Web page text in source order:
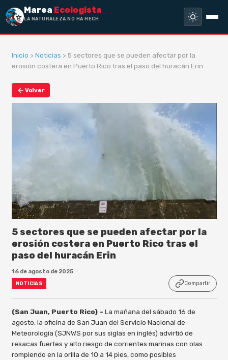
Marea Ecologista
LA NATURALEZA NO HA HECHO ESCL
Inicio > Noticias > 5 sectores que se pueden afectar por la
erosión costera en Puerto Rico tras el paso del huracán Erin
Volver
5 sectores que se pueden afectar por la
erosión costera en Puerto Rico tras el
paso del huracán Erin
16 de agosto de 2025
NOTICIAS Compartir
(San Juan, Puerto Rico) – La mañana del sábado 16 de
agosto, la oficina de San Juan del Servicio Nacional de
Meteorología (SJNWS por sus siglas en inglés) advirtió de
resacas fuertes y alto riesgo de corrientes marinas con olas
rompiendo en la orilla de 10 a 14 pies, como posibles